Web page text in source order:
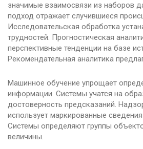
значимые взаимосвязи из наборов
подход отражает случившиеся
Исследовательская обработка
трудностей. Прогностическая
перспективные тенденции на базе
Рекомендательная аналитика
Машинное обучение упрощает
информации. Системы учатся на
достоверность предсказаний.
использует маркированные
Системы определяют группы
величины.